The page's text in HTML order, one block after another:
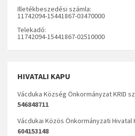
Illetékbeszedési számla:
11742094-15441867-03470000
Telekadó:
11742094-15441867-02510000
HIVATALI KAPU
Vácduka Község Önkormányzat KRID
546848711
Vácdukai Közös Önkormányzati Hivatal
604153148